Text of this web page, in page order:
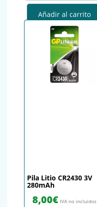
Añadir al carrito
Pila Litio CR2430 3V
280mAh
8,00€ IVA no incluidos